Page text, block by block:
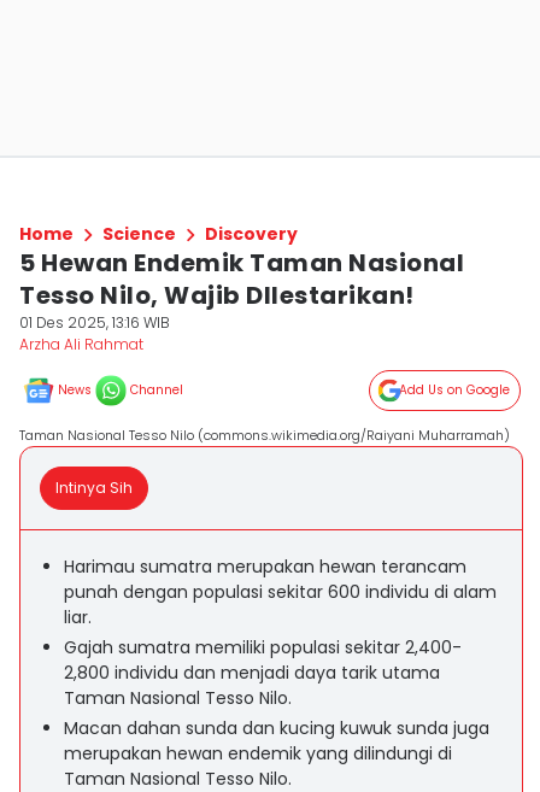
Home Science Discovery
5 Hewan Endemik Taman Nasional
Tesso Nilo, Wajib DIlestarikan!
01 Des 2025, 13:16 WIB
Arzha Ali Rahmat
News Channel Add Us on Google
Taman Nasional Tesso Nilo (commons.wikimedia.org/Raiyani Muharramah)
Intinya Sih
Harimau sumatra merupakan hewan terancam
punah dengan populasi sekitar 600 individu di alam
liar.
Gajah sumatra memiliki populasi sekitar 2,400-
2,800 individu dan menjadi daya tarik utama
Taman Nasional Tesso Nilo.
Macan dahan sunda dan kucing kuwuk sunda juga
merupakan hewan endemik yang dilindungi di
Taman Nasional Tesso Nilo.